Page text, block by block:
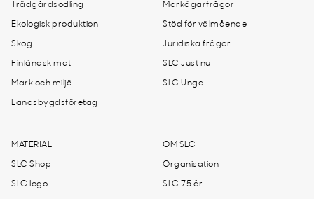
Trädgårdsodling
Ekologisk produktion
Skog
Finländsk mat
Mark och miljö
Landsbygdsföretag
Markägarfrågor
Stöd för välmående
Juridiska frågor
SLC Just nu
SLC Unga
MATERIAL
SLC Shop
SLC logo
OM SLC
Organisation
SLC 75 år